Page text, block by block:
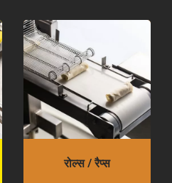
रोल्स / रैप्स